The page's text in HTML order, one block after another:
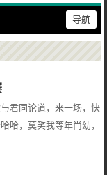
导航
君同论道，来一场，快
哈，莫笑我等年尚幼，